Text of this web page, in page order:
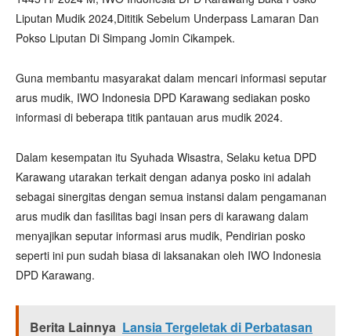
Liputan Mudik 2024,Dititik Sebelum Underpass Lamaran Dan
Pokso Liputan Di Simpang Jomin Cikampek.
Guna membantu masyarakat dalam mencari informasi seputar
arus mudik, IWO Indonesia DPD Karawang sediakan posko
informasi di beberapa titik pantauan arus mudik 2024.
Dalam kesempatan itu Syuhada Wisastra, Selaku ketua DPD
Karawang utarakan terkait dengan adanya posko ini adalah
sebagai sinergitas dengan semua instansi dalam pengamanan
arus mudik dan fasilitas bagi insan pers di karawang dalam
menyajikan seputar informasi arus mudik, Pendirian posko
seperti ini pun sudah biasa di laksanakan oleh IWO Indonesia
DPD Karawang.
Berita Lainnya Lansia Tergeletak di Perbatasan